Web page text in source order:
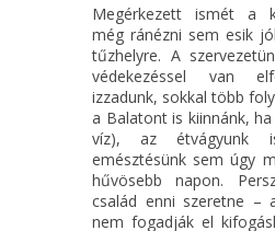
Megérkezett ismét a
még ránézni sem esik
tűzhelyre. A
védekezéssel van
izzadunk, sokkal több
a Balatont is kiinnánk,
víz), az étvágyunk
emésztésünk sem úgy
hűvösebb napon.
család enni szeretne –
nem fogadják el